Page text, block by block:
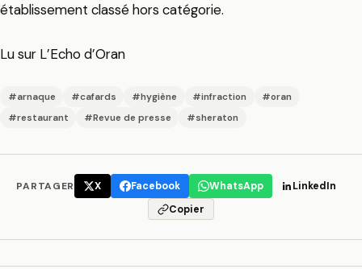
établissement classé hors catégorie.
Lu sur L’Echo d’Oran
#arnaque #cafards #hygiène #infraction
#oran
#restaurant
#Revue de presse #sheraton
PARTAGER X Facebook WhatsApp
LinkedIn
Copier